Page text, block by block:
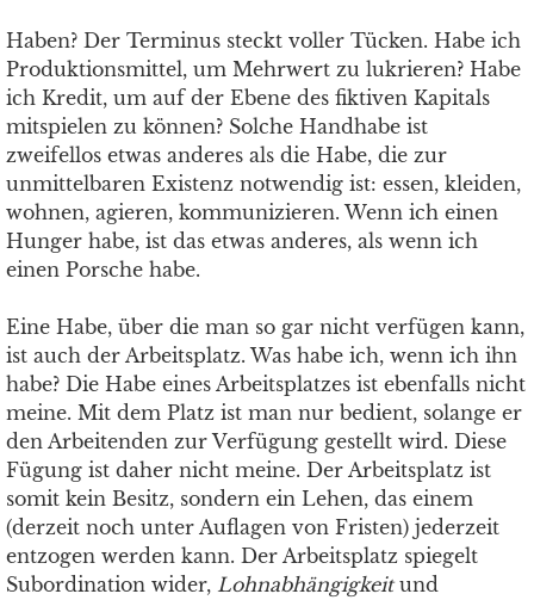
Haben? Der Terminus steckt voller Tücken. Habe ich
Produktionsmittel, um Mehrwert zu lukrieren? Habe
ich Kredit, um auf der Ebene des fiktiven Kapitals
mitspielen zu können? Solche Handhabe ist
zweifellos etwas anderes als die Habe, die zur
unmittelbaren Existenz notwendig ist: essen, kleiden,
wohnen, agieren, kommunizieren. Wenn ich einen
Hunger habe, ist das etwas anderes, als wenn ich
einen Porsche habe.
Eine Habe, über die man so gar nicht verfügen kann,
ist auch der Arbeitsplatz. Was habe ich, wenn ich ihn
habe? Die Habe eines Arbeitsplatzes ist ebenfalls nicht
meine. Mit dem Platz ist man nur bedient, solange er
den Arbeitenden zur Verfügung gestellt wird. Diese
Fügung ist daher nicht meine. Der Arbeitsplatz ist
somit kein Besitz, sondern ein Lehen, das einem
(derzeit noch unter Auflagen von Fristen) jederzeit
entzogen werden kann. Der Arbeitsplatz spiegelt
Subordination wider, Lohnabhängigkeitund